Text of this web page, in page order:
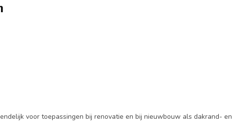
voor toepassingen bij renovatie en bij nieuwbouw als dakrand- en